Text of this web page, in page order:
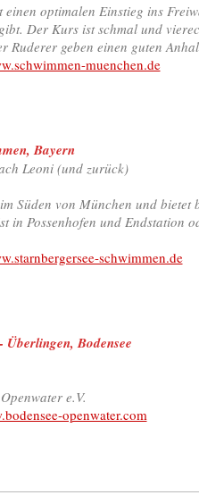
einen optimalen Einstieg ins
Der Kurs ist schmal und
Ruderer geben einen guten
muenchen.de
Bayern
Leoni (und zurück)
Süden von München und bietet
in Possenhofen und Endstation
tarnbergersee-schwimmen.de
Bodensee
e.V.
openwater.com